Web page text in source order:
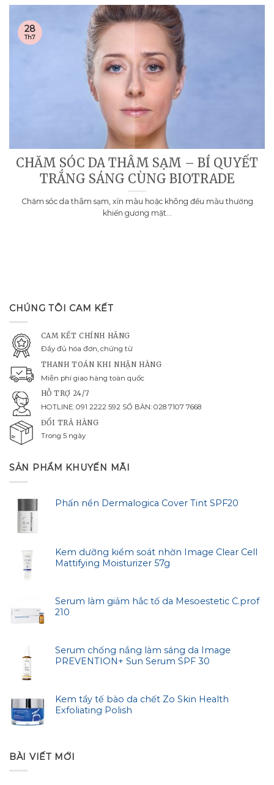
CHĂM SÓC DA THÂM SẠM – BÍ QUYẾT
TRẮNG SÁNG CÙNG BIOTRADE
Chăm sóc da thâm sạm, xỉn màu hoặc không đều màu thường
khiến gương mặt...
28
Th7
CHÚNG TÔI CAM KẾT
CAM KẾT CHÍNH HÃNG
Đầy đủ hóa đơn, chứng từ
THANH TOÁN KHI NHẬN HÀNG
Miễn phí giao hàng toàn quốc
HỖ TRỢ 24/7
HOTLINE: 091 2222 592 SỐ BÀN: 028 7107 7668
ĐỔI TRẢ HÀNG
Trong 5 ngày
SẢN PHẨM KHUYẾN MÃI
Phấn nền Dermalogica Cover Tint SPF20
Kem dưỡng kiểm soát nhờn Image Clear Cell
Mattifying Moisturizer 57g
Serum làm giảm hắc tố da Mesoestetic C.prof
210
Serum chống nắng làm sáng da Image
PREVENTION+ Sun Serum SPF 30
Kem tẩy tế bào da chết Zo Skin Health
Exfoliating Polish
BÀI VIẾT MỚI